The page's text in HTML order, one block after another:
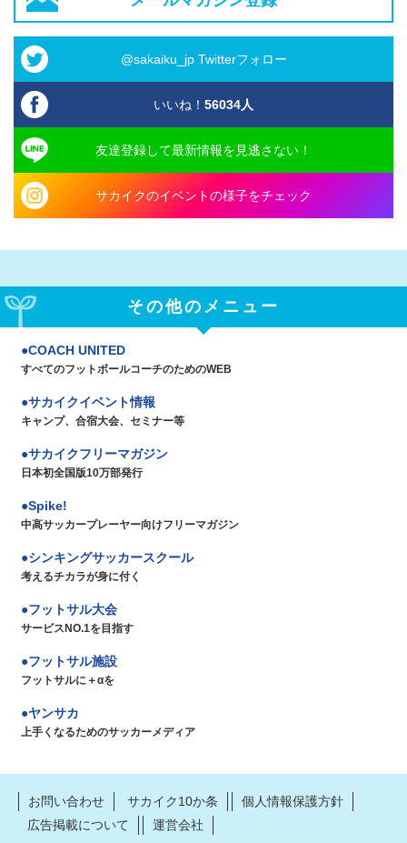
@sakaiku_jp Twitterフォロー
いいね！ 56034人
友達登録して最新情報を見逃さない！
サカイクのイベントの様子をチェック
その他のメニュー
COACH UNITED
すべてのフットボールコーチのためのWEB
サカイクイベント情報
キャンプ、合宿大会、セミナー等
サカイクフリーマガジン
日本初全国版10万部発行
Spike!
中高サッカープレーヤー向けフリーマガジン
シンキングサッカースクール
考えるチカラが身に付く
フットサル大会
サービスNO.1を目指す
フットサル施設
フットサルに＋αを
ヤンサカ
上手くなるためのサッカーメディア
お問い合わせ サカイク10か条
個人情報保護方針
広告掲載について
運営会社